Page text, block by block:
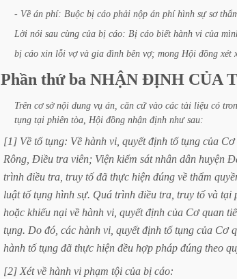
- Về án phí: Buộc bị cáo phải nộp án phí hình sự sơ
Lời nói sau cùng của bị cáo: Bị cáo biết hành vi của
bị cáo xin lỗi vợ và gia đình bên vợ; mong Hội đồng xét
Phần thứ ba NHẬN ĐỊNH CỦA
Trên cơ sở nội dung vụ án, căn cứ vào các tài liệu có
tụng tại phiên tòa, Hội đồng nhận định như sau:
[1] Về tố tụng: Về hành vi, quyết định tố tụng của Cơ
Rông, Điều tra viên; Viện kiểm sát nhân dân huyện
trình điều tra, truy tố đã thực hiện đúng về thẩm
luật tố tụng hình sự. Quá trình điều tra, truy tố và tại
hoặc khiếu nại về hành vi, quyết định của Cơ quan
tụng. Do đó, các hành vi, quyết định tố tụng của Cơ
hành tố tụng đã thực hiện đều hợp pháp đúng theo
[2] Xét về hành vi phạm tội của bị cáo: